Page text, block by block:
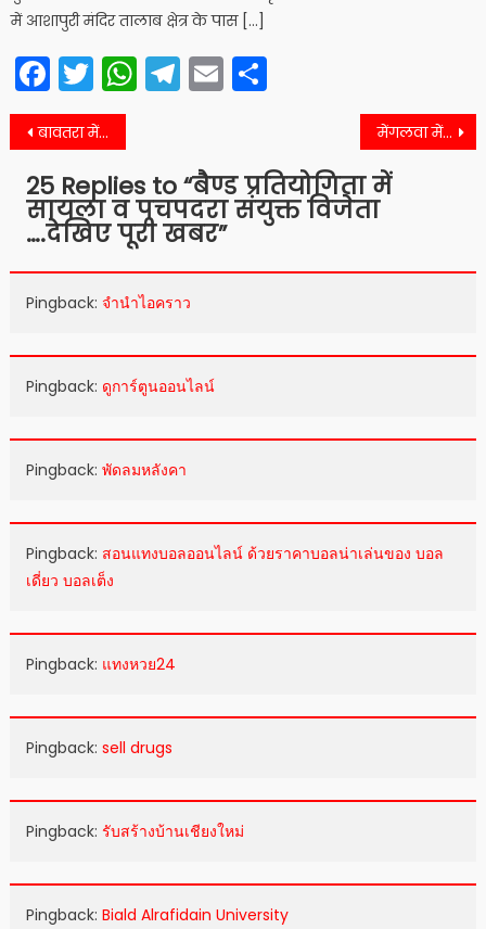
में आशापुरी मंदिर तालाब क्षेत्र के पास […]
Facebook
Twitter
WhatsApp
Telegram
Email
Post
navigation
बावतरा में कैवायामाता मंदिर का वार्षिक महोत्सव 24 से, तो क्रिकेट प्रतियोगिता का शुभारंभ 17 मार्च से …सहित सायला क्षेत्र की आज की विशेष खबरे मेंगलवा में छःरिपालक यात्रा संघ आयोजित कर लौटने पर हुआ भव्य स्वागत …देखिए पूरी खबर
25 Replies to “बैण्ड प्रतियोगिता में
सायला व पचपदरा संयुक्त विजेता
….देखिए पूरी खबर”
Pingback: จำนำไอคราว
Pingback: ดูการ์ตูนออนไลน์
Pingback: พัดลมหลังคา
Pingback: สอนแทงบอลออนไลน์ ด้วยราคาบอลน่าเล่นของ บอล
เดี่ยว บอลเต็ง
Pingback: แทงหวย24
Pingback: sell drugs
Pingback: รับสร้างบ้านเชียงใหม่
Pingback: Biald Alrafidain University